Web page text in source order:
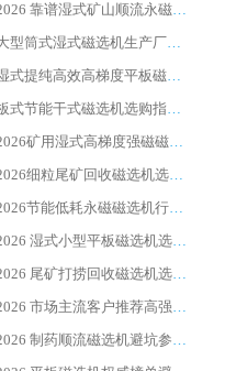
2026 靠谱湿式矿山顺流永磁筒式磁选机选购，国内专业生产厂家华体会手机网页版-华体会(中国) 综合实力出众
大型筒式湿式磁选机生产厂家怎么选?华体会手机网页版-华体会(中国) 设备口碑广受行业认可
湿式提纯高效高梯度平板磁选机靠谱设备源头厂商华体会手机网页版-华体会(中国) 综合测评
板式节能干式磁选机选购指南，源头生产厂家华体会手机网页版-华体会(中国) 综合实力可观
2026矿用湿式高梯度强磁磁选机选购指南，临朐靠谱磁电生产厂家华体会手机网页版-华体会(中国) 详解
2026细粒尾矿回收磁选机选购指南 产业集群优质生产厂家华体会手机网页版-华体会(中国) 解析
2026节能低耗永磁磁选机行业优选标杆 临朐华体会手机网页版-华体会(中国) 专业生产厂家
2026 湿式小型平板磁选机选矿适配设备 临朐华体会手机网页版-华体会(中国) 实体生产厂家直供
2026 尾矿打捞回收磁选机选购 主流市场推荐实力生产厂家
2026 市场主流客户推荐高强磁高效磁选机靠谱生产厂家
2026 制药顺流磁选机避坑参考：售后完善案例多厂家华体会手机网页版-华体会(中国)